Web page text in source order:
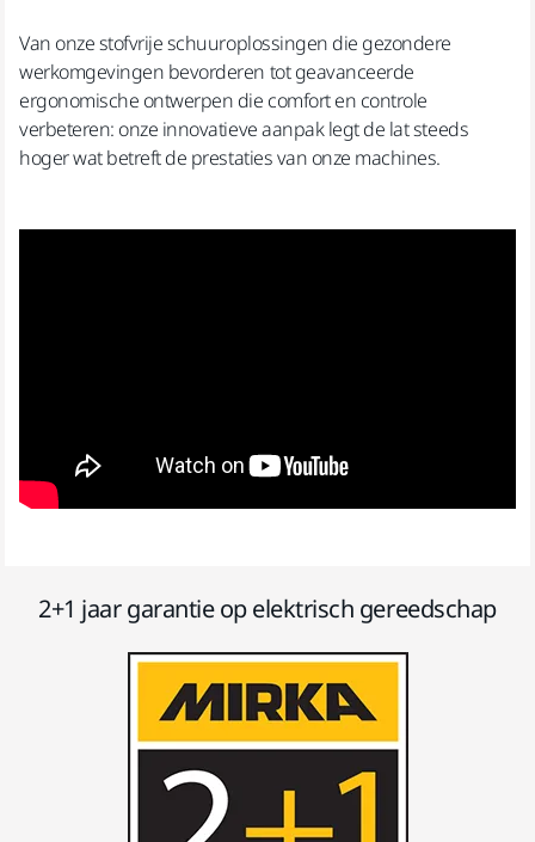
Van onze stofvrije schuuroplossingen die gezondere
werkomgevingen bevorderen tot geavanceerde
ergonomische ontwerpen die comfort en controle
verbeteren: onze innovatieve aanpak legt de lat steeds
hoger wat betreft de prestaties van onze machines.
2+1 jaar garantie op elektrisch gereedschap